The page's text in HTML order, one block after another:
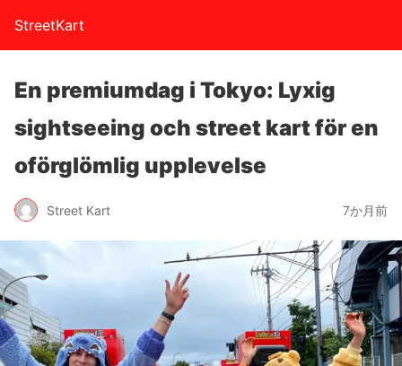
StreetKart
En premiumdag i Tokyo: Lyxig
sightseeing och street kart för en
oförglömlig upplevelse
Street Kart 7か月前